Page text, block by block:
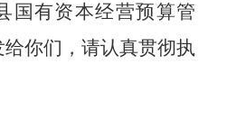
国有资本经营预算管
你们，请认真贯彻执